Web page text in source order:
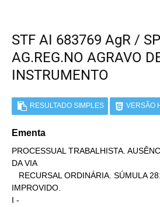
STF AI 683769 AgR /
AG.REG.NO AGRAVO
INSTRUMENTO
RESULTADO SIMPLES VERSÃO
Ementa
PROCESSUAL TRABALHISTA.
DA VIA
IMPROVIDO.
I -